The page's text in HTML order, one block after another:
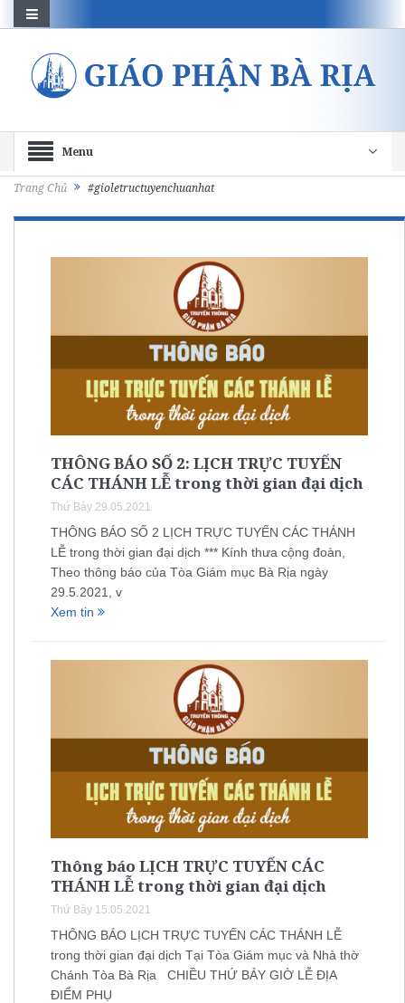
Menu
Trang Chủ #gioletructuyenchuanhat
THÔNG BÁO SỐ 2: LỊCH TRỰC TUYẾN
CÁC THÁNH LỄ trong thời gian đại dịch
Thứ Bảy 29.05.2021
THÔNG BÁO SỐ 2 LỊCH TRỰC TUYẾN CÁC THÁNH
LỄ trong thời gian đại dịch *** Kính thưa cộng đoàn,
Theo thông báo của Tòa Giám mục Bà Rịa ngày
29.5.2021, v
Xem tin
Thông báo LỊCH TRỰC TUYẾN CÁC
THÁNH LỄ trong thời gian đại dịch
Thứ Bảy 15.05.2021
THÔNG BÁO LỊCH TRỰC TUYẾN CÁC THÁNH LỄ
trong thời gian đại dịch Tại Tòa Giám mục và Nhà thờ
Chánh Tòa Bà Rịa CHIỀU THỨ BẢY GIỜ LỄ ĐỊA
ĐIỂM PHỤ